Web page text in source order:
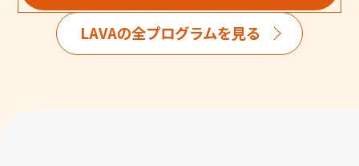
LAVAの全プログラムを見る